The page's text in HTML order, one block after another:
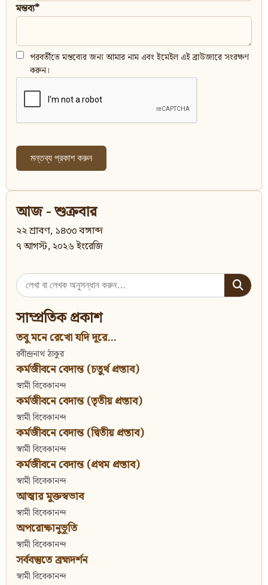
মন্তব্য*
পরবর্তীতে মন্তব্যের জন্য আমার নাম এবং ইমেইল এই ব্রাউজারে সংরক্ষণ
করুন।
আজ - শুক্রবার
২২ শ্রাবণ, ১৪৩৩ বঙ্গাব্দ
৭ আগস্ট, ২০২৬ ইংরেজি
Search
for:
সাম্প্রতিক প্রকাশ
তবু মনে রেখো যদি দূরে...
রবীন্দ্রনাথ ঠাকুর
কর্মজীবনে বেদান্ত (চতুর্থ প্রস্তাব)
স্বামী বিবেকানন্দ
কর্মজীবনে বেদান্ত (তৃতীয় প্রস্তাব)
স্বামী বিবেকানন্দ
কর্মজীবনে বেদান্ত (দ্বিতীয় প্রস্তাব)
স্বামী বিবেকানন্দ
কর্মজীবনে বেদান্ত (প্রথম প্রস্তাব)
স্বামী বিবেকানন্দ
আত্মার মুক্তস্বভাব
স্বামী বিবেকানন্দ
অপরোক্ষানুভূতি
স্বামী বিবেকানন্দ
সর্ববস্তুতে ব্রহ্মদর্শন
স্বামী বিবেকানন্দ